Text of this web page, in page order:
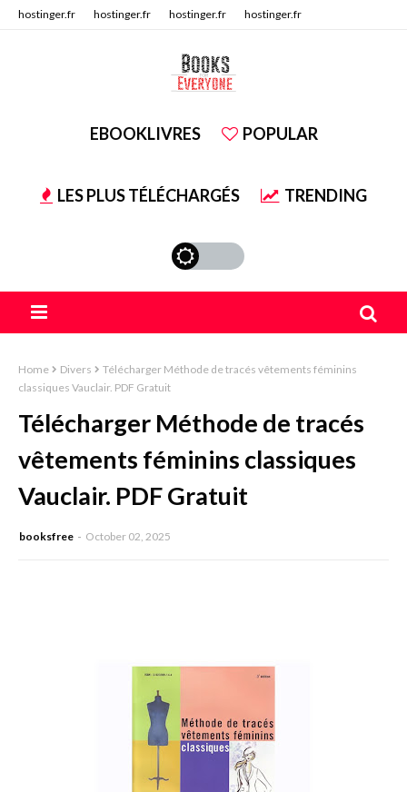
hostinger.fr hostinger.fr hostinger.fr hostinger.fr
EBOOKLIVRES POPULAR
LES PLUS TÉLÉCHARGÉS TRENDING
Home Divers
Télécharger Méthode de tracés vêtements féminins
classiques Vauclair. PDF Gratuit
Télécharger Méthode de tracés
vêtements féminins classiques
Vauclair. PDF Gratuit
booksfree October 02, 2025